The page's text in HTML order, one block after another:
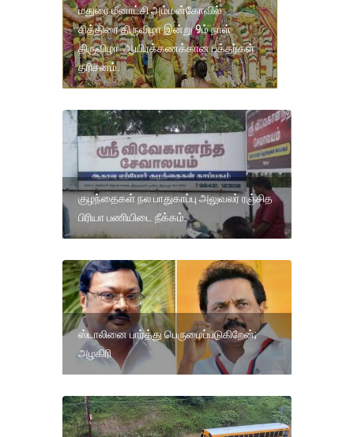
மதுரை மீனாட்சி அம்மன்கோவில்
சித்திரை திருவிழா இன்று 9ம் நாள்
திருவிழா ஆயிரக்கணக்கான பக்தர்கள்
தரிசனம்.
குழந்தைகள் நல பாதுகாப்பு அலுவலர் ரஞ்சித
பிரியா பணியிடை நீக்கம்.
ஸ்டாலினை பார்த்து பெருமைப்படுகிறேன்;
அழகிரி